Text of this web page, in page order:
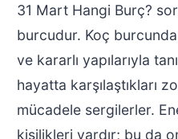
31 Mart Hangi Burç?
burcudur. Koç
ve kararlı yapılarıyla
hayatta karşılaştıkları
mücadele sergilerler.
kişilikleri vardır; bu da